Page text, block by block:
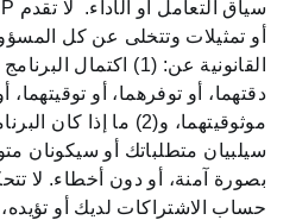
أو تمثيلات وتتخلى عن كل
القانونية عن: (1) اكتمال
دقتهما، أو توفرهما، أو توقيتهما،
موثوقيتهما، و(2) ما إذا
سيلبيان متطلباتك أو سيكونان
حساب الاشتراكات لديك أو